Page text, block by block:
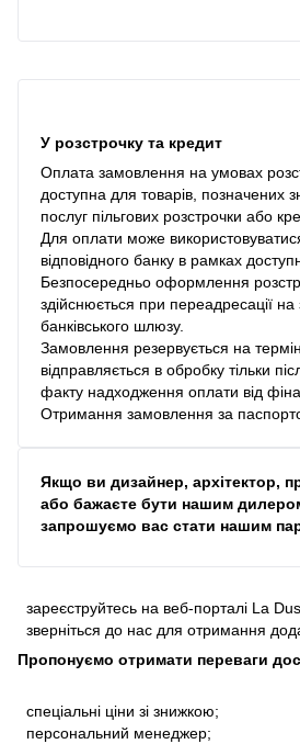
У розстрочку та кредит
Оплата замовлення на умовах
доступна для товарів, позначених
послуг пільгових розстрочки або
Для оплати може
відповідного банку в рамках
Безпосередньо оформлення
здійснюється при переадресації
банківського шлюзу.
Замовлення резервується на
відправляється в обробку тільки
факту надходження оплати від
Отримання замовлення за
Якщо ви дизайнер, архітектор,
або бажаєте бути нашим
запрошуємо вас стати нашим
зареєструйтесь на веб-порталі La
зверніться до нас для отримання
Пропонуємо отримати переваги
спеціальні ціни зі знижкою;
персональний менеджер;